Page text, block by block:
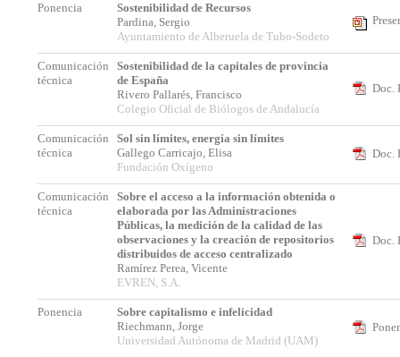
Ponencia
Sostenibilidad de Recursos
Pardina, Sergio
Ayuntamiento de Alberuela de Tubo-Sodeto
Comunicación
técnica
Sostenibilidad de la capitales de provincia
de España
Rivero Pallarés, Francisco
Colegio Oficial de Biólogos de Andalucía
Doc.
Comunicación
técnica
Sol sin límites, energía sin límites
Gallego Carricajo, Elisa
Fundación Oxígeno
Doc.
Comunicación
técnica
Sobre el acceso a la información obtenida o
elaborada por las Administraciones
Públicas, la medición de la calidad de las
observaciones y la creación de repositorios
distribuidos de acceso centralizado
Ramírez Perea, Vicente
EVREN, S.A.
Doc.
Ponencia
Sobre capitalismo e infelicidad
Riechmann, Jorge
Universidad Autónoma de Madrid (UAM)